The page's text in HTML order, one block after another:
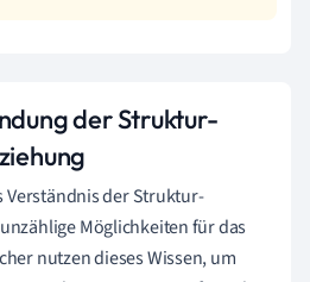
der Struktur-
Verständnis der Struktur-
Möglichkeiten für das
nutzen dieses Wissen, um